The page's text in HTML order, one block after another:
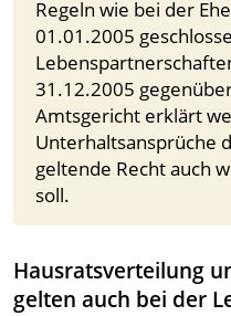
Regeln wie bei der
01.01.2005
31.12.2005
Amtsgericht erklärt
Unterhaltsansprüche
geltende Recht auch
soll.
Hausratsverteilung
gelten auch bei der